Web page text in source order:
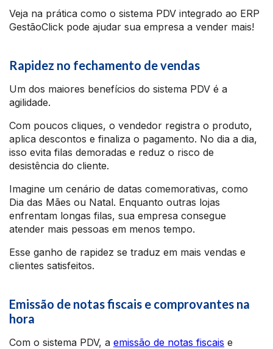
Veja na prática como o sistema PDV integrado ao ERP
GestãoClick pode ajudar sua empresa a vender mais!
Rapidez no fechamento de vendas
Um dos maiores benefícios do sistema PDV é a
agilidade.
Com poucos cliques, o vendedor registra o produto,
aplica descontos e finaliza o pagamento. No dia a dia,
isso evita filas demoradas e reduz o risco de
desistência do cliente.
Imagine um cenário de datas comemorativas, como
Dia das Mães ou Natal. Enquanto outras lojas
enfrentam longas filas, sua empresa consegue
atender mais pessoas em menos tempo.
Esse ganho de rapidez se traduz em mais vendas e
clientes satisfeitos.
Emissão de notas fiscais e comprovantes na
hora
Com o sistema PDV, a emissão de notas fiscais e